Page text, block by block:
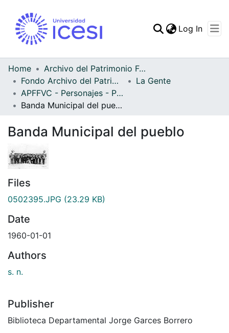
Statistics
Log In
Home
Archivo del Patrimonio Fotográfico y Fílmico del Valle del Cauca
Fondo Archivo del Patrimonio Fotográfico y Fílmico del Valle del Cauca
La Gente
APFFVC - Personajes - Patrimonial
Banda Municipal del pueblo
Banda Municipal del pueblo
Files
0502395.JPG (23.29 KB)
Date
1960-01-01
Authors
s. n.
Publisher
Biblioteca Departamental Jorge Garces Borrero